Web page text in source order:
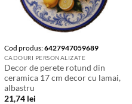
Cod produs:6427947059689
CADOURI PERSONALIZATE
Decor de perete rotund din
ceramica 17 cm decor cu lamai,
albastru
21,74 lei